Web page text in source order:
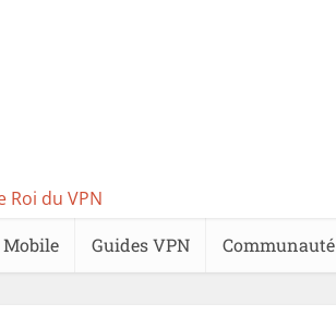
Roi du VPN
Mobile Guides VPN Communauté